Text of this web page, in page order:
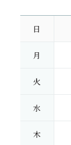
日
月
火
水
木